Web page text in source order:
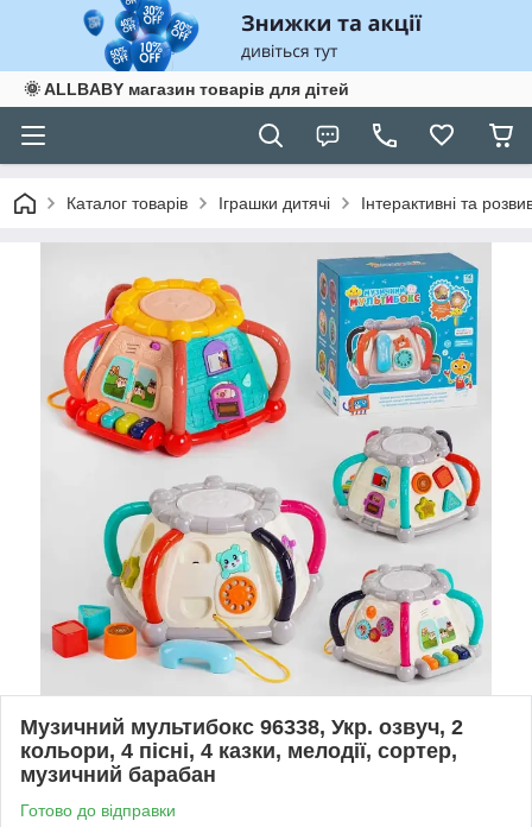
🌞 ALLBABY магазин товарів для дітей
Каталог товарів Іграшки дитячі Інтерактивні та
Музичний мультибокс 96338, Укр. озвуч, 2
кольори, 4 пісні, 4 казки, мелодії, сортер,
музичний барабан
Готово до відправки